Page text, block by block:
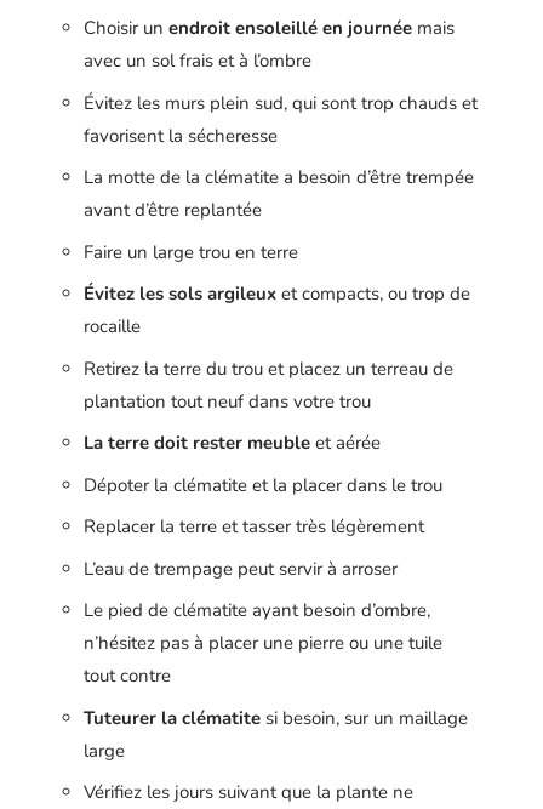
Choisir un endroit ensoleillé en journée mais
avec un sol frais et à l’ombre
Évitez les murs plein sud, qui sont trop chauds et
favorisent la sécheresse
La motte de la clématite a besoin d’être trempée
avant d’être replantée
Faire un large trou en terre
Évitez les sols argileux et compacts, ou trop de
rocaille
Retirez la terre du trou et placez un terreau de
plantation tout neuf dans votre trou
La terre doit rester meuble et aérée
Dépoter la clématite et la placer dans le trou
Replacer la terre et tasser très légèrement
L’eau de trempage peut servir à arroser
Le pied de clématite ayant besoin d’ombre,
n’hésitez pas à placer une pierre ou une tuile
tout contre
Tuteurer la clématite si besoin, sur un maillage
large
Vérifiez les jours suivant que la plante ne